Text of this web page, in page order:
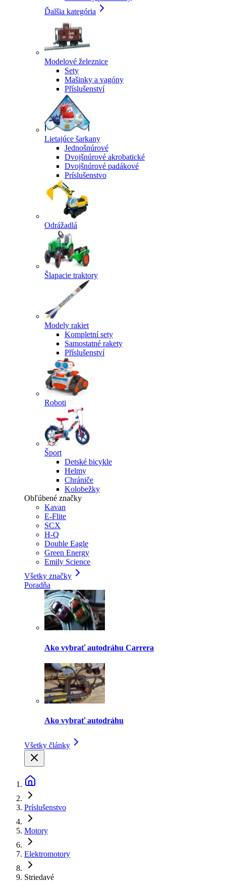
Ďalšia kategória
Modelové železnice
Sety
Mašinky a vagóny
Příslušenství
Lietajúce šarkany
Jednošnúrové
Dvojšnúrové akrobatické
Dvojšnúrové padákové
Príslušenstvo
Odrážadlá
Šlapacie traktory
Modely rakiet
Kompletní sety
Samostatné rakety
Příslušenství
Roboti
Šport
Detské bicykle
Helmy
Chrániče
Kolobežky
Obľúbené značky
Kavan
E-Flite
SCX
H-Q
Double Eagle
Green Energy
Emily Science
Všetky značky
Poradňa
Ako vybrať autodráhu Carrera
Ako vybrať autodráhu
Všetky články
Príslušenstvo
Motory
Elektromotory
Striedavé